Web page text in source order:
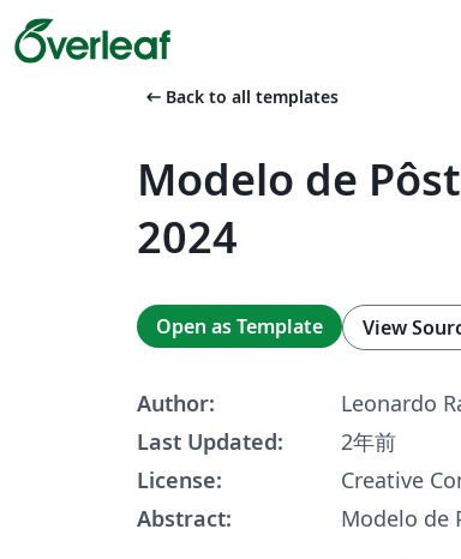
arrow_left_alt Back to all templates
Modelo de
2024
Open as Template View
Author:
Leonardo
Last Updated:
2年前
License:
Creative
Abstract:
Modelo de